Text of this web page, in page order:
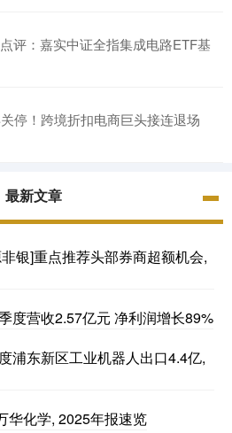
评：嘉实中证全指集成电路ETF基
停！跨境折扣电商巨头接连退场
最新文章
银]重点推荐头部券商超额机会,
度营收2.57亿元 净利润增长89%
浦东新区工业机器人出口4.4亿,
华化学, 2025年报速览